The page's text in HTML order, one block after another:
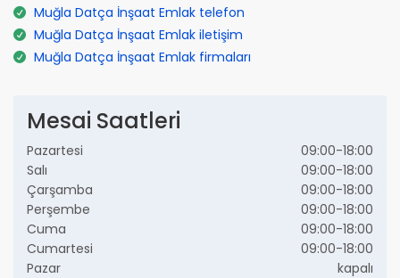
Muğla Datça İnşaat Emlak telefon
Muğla Datça İnşaat Emlak iletişim
Muğla Datça İnşaat Emlak firmaları
Mesai Saatleri
Pazartesi
09:00-18:00
Salı
09:00-18:00
Çarşamba
09:00-18:00
Perşembe
09:00-18:00
Cuma
09:00-18:00
Cumartesi
09:00-18:00
Pazar
kapalı